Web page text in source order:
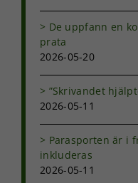
De uppfann en
prata
2026-05-20
”Skrivandet
2026-05-11
Parasporten är i
inkluderas
2026-05-11